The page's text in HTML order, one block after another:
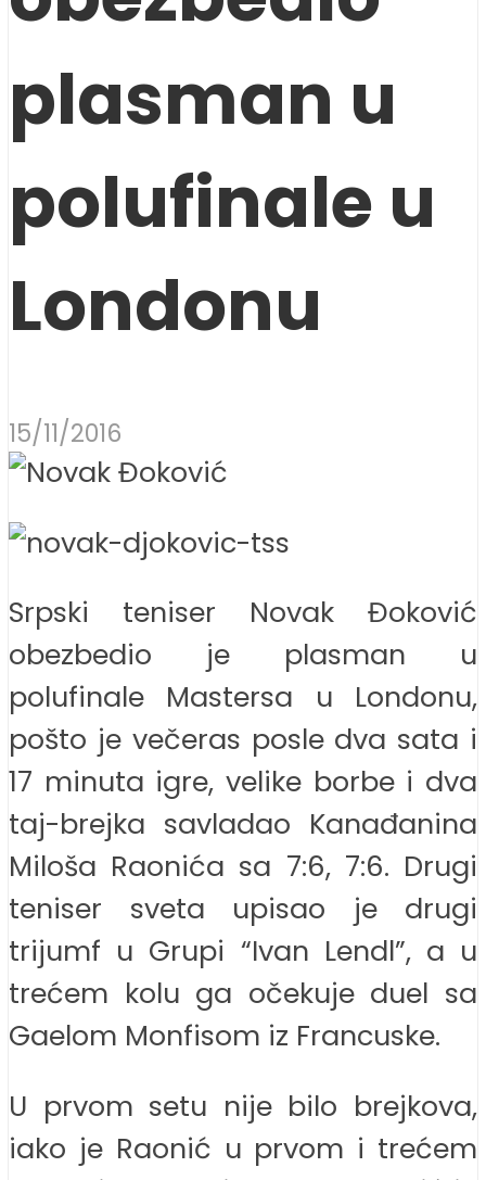
plasman u
polufinale u
Londonu
15/11/2016
Srpski teniser Novak Đoković
obezbedio je plasman u
polufinale Mastersa u Londonu,
pošto je večeras posle dva sata i
17 minuta igre, velike borbe i dva
taj-brejka savladao Kanađanina
Miloša Raonića sa 7:6, 7:6. Drugi
teniser sveta upisao je drugi
trijumf u Grupi “Ivan Lendl”, a u
trećem kolu ga očekuje duel sa
Gaelom Monfisom iz Francuske.
U prvom setu nije bilo brejkova,
iako je Raonić u prvom i trećem